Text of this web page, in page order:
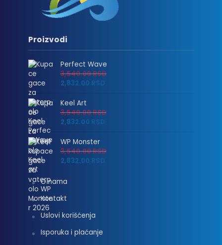
Proizvodi
Perfect Wave
3,540.00RSD
2,832.00 RSD
Keel Art
3,540.00RSD
2,832.00 RSD
WP Monster
3,540.00RSD
2,832.00 RSD
O nama
Kontakt
Uslovi korišćenja
Isporuka i plaćanje